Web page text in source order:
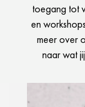
toegang tot
en
meer over
naar wat